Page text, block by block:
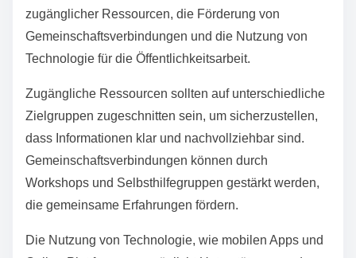
zugänglicher Ressourcen, die Förderung von
Gemeinschaftsverbindungen und die Nutzung von
Technologie für die Öffentlichkeitsarbeit.
Zugängliche Ressourcen sollten auf unterschiedliche
Zielgruppen zugeschnitten sein, um sicherzustellen,
dass Informationen klar und nachvollziehbar sind.
Gemeinschaftsverbindungen können durch
Workshops und Selbsthilfegruppen gestärkt werden,
die gemeinsame Erfahrungen fördern.
Die Nutzung von Technologie, wie mobilen Apps und